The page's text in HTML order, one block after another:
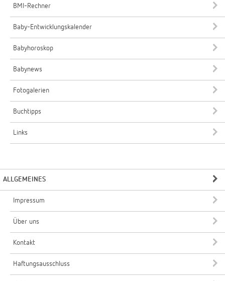
BMI-Rechner
Baby-Entwicklungskalender
Babyhoroskop
Babynews
Fotogalerien
Buchtipps
Links
ALLGEMEINES
Impressum
Über uns
Kontakt
Haftungsausschluss